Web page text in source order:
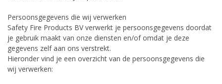
Persoonsgegevens die wij verwerken
Safety Fire Products BV verwerkt je persoonsgegevens doordat
je gebruik maakt van onze diensten en/of omdat je deze
gegevens zelf aan ons verstrekt.
Hieronder vind je een overzicht van de persoonsgegevens die
wij verwerken: